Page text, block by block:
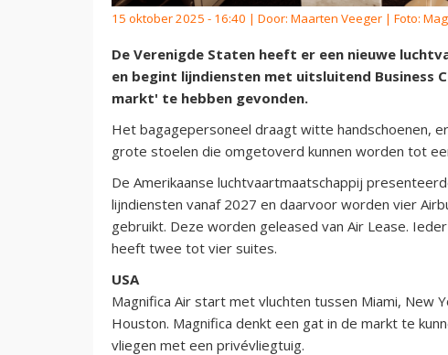
15 oktober 2025 - 16:40 | Door: Maarten Veeger | Foto:
De Verenigde Staten heeft er een nieuwe
en begint lijndiensten met uitsluitend Business
markt' te hebben gevonden.
Het bagagepersoneel draagt witte handschoenen,
grote stoelen die omgetoverd kunnen worden tot
De Amerikaanse luchtvaartmaatschappij
lijndiensten vanaf 2027 en daarvoor worden vier
gebruikt. Deze worden geleased van Air Lease.
heeft twee tot vier suites.
USA
Magnifica Air start met vluchten tussen Miami, New
Houston. Magnifica denkt een gat in de markt te
vliegen met een privévliegtuig.